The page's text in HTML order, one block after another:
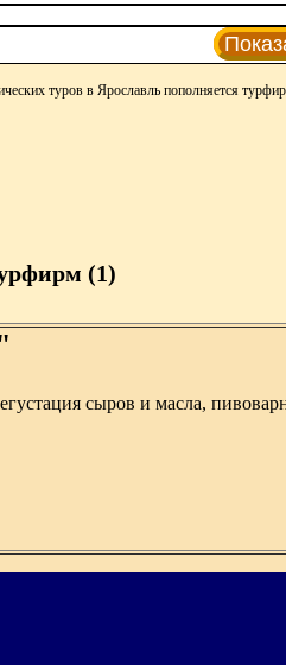
туров в Ярославль пополняется
(1)
сыров и масла,